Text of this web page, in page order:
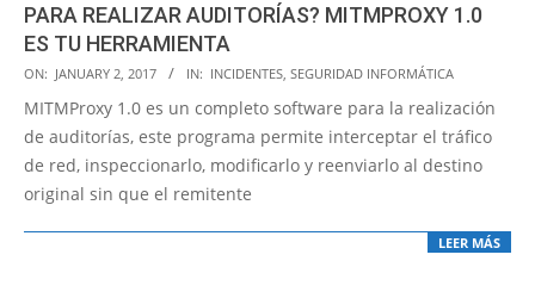
PARA REALIZAR AUDITORÍAS? MITMPROXY 1.0
ES TU HERRAMIENTA
2017-
01-
02
ON: JANUARY 2, 2017 IN: INCIDENTES SEGURIDAD INFORMÁTICA
MITMProxy 1.0 es un completo software para la realización
de auditorías, este programa permite interceptar el tráfico
de red, inspeccionarlo, modificarlo y reenviarlo al destino
original sin que el remitente
LEER MÁS